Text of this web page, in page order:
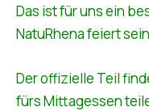
Das ist für uns ein
NatuRhena feiert
Der offizielle Teil
fürs Mittagessen